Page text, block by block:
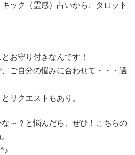
ック（霊感）占いから、タロット
お守り付きなんです！
ご自分の悩みに合わせて・・・選
リクエストもあり。
～？と悩んだら、ぜひ！こちらの